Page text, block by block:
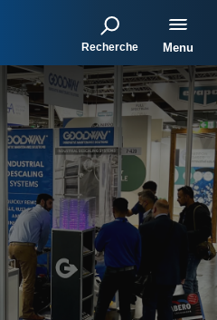
Recherche Menu